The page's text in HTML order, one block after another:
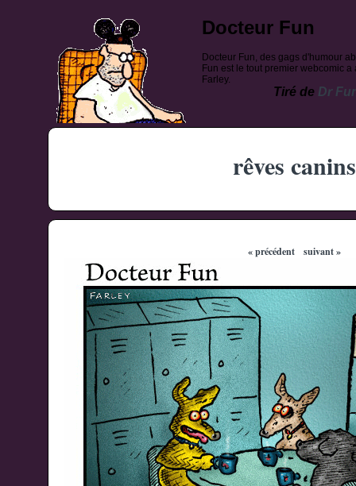
Docteur Fun
Docteur Fun, des gags d'humour
Fun est le tout premier webcomic
Farley.
Tiré de Dr
rêves canins
« précédent suivant »